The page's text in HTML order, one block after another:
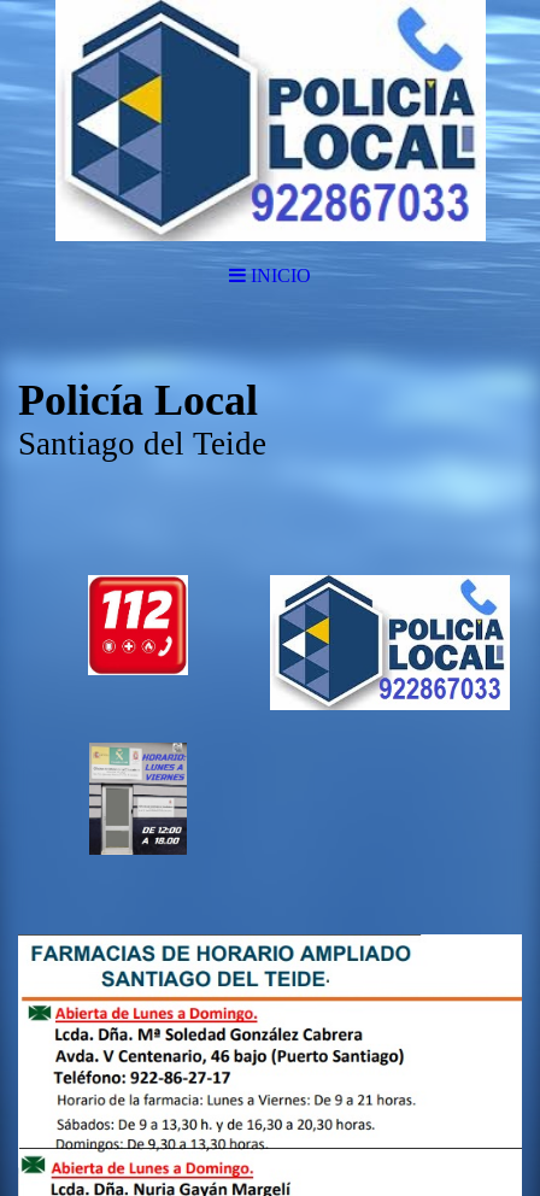
INICIO
Policía Local
Santiago del Teide